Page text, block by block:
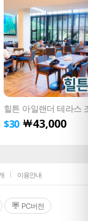
거죠?
중간에 객실을 다르게 예약해도 프로모션 적용되나요? (예: 2박 디럭스 + 2박 프리미어)
비행기 일정에 안 맞추고 총 4박 6일 일정인데 2박만 예약해도 되나요?
힐튼 아일랜더 테라스
$30 ￦43,000
이용안내
PC버전